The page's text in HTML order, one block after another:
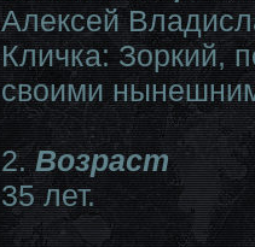
Алексей
Кличка: Зоркий,
своими
2.Возраст
35 лет.